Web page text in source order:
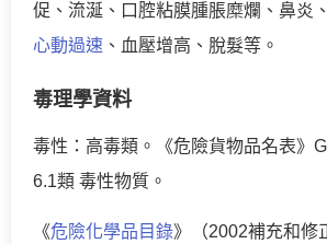
促、流涎、口腔粘膜腫脹糜爛、鼻炎、
心動過速 、血壓增高、脫髮等。
毒理學資料
毒性：高毒類。《危險貨物品名表》
6.1類 毒性物質。
《危險化學品目錄》（2002補充和修